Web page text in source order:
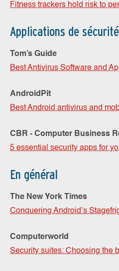
Fitness trackers hold risk to
Applications de sécurité
Tom’s Guide
Best Antivirus Software and
AndroidPit
Best Android antivirus and
CBR - Computer Business
5 essential security apps for
En général
The New York Times
Conquering Android’s
Computerworld
Security suites: Choosing the